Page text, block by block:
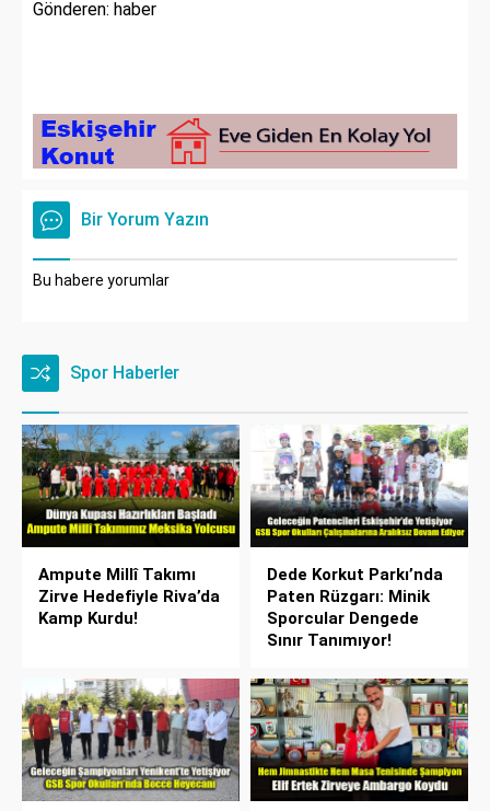
Gönderen: haber
Bir Yorum Yazın
Bu habere yorumlar
Spor Haberler
Ampute Millî Takımı
Zirve Hedefiyle Riva’da
Kamp Kurdu!
Dede Korkut Parkı’nda
Paten Rüzgarı: Minik
Sporcular Dengede
Sınır Tanımıyor!